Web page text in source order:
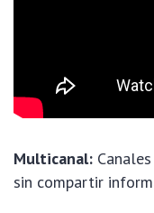
Multicanal:
sin compartir